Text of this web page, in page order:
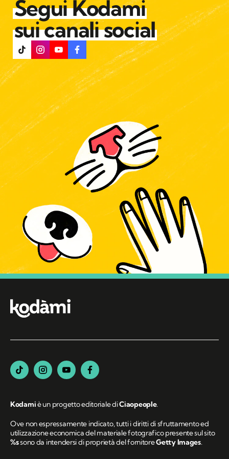
Segui Kodami
sui canali social
Kodamiè un progetto editoriale diCiaopeople.
Ove non espressamente indicato, tutti i diritti di sfruttamento ed
utilizzazione economica del materiale fotografico presente sul sito
%ssono da intendersi di proprietà del fornitoreGetty Images.